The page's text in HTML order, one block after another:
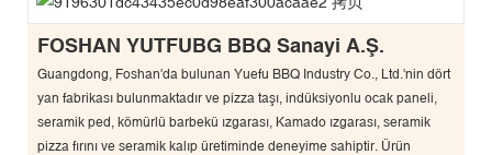
FOSHAN YUTFUBG BBQ Sanayi A.Ş.
Guangdong, Foshan'da bulunan Yuefu BBQ Industry Co., Ltd.'nin dört
yan fabrikası bulunmaktadır ve pizza taşı, indüksiyonlu ocak paneli,
seramik ped, kömürlü barbekü ızgarası, Kamado ızgarası, seramik
pizza fırını ve seramik kalıp üretiminde deneyime sahiptir. Ürün